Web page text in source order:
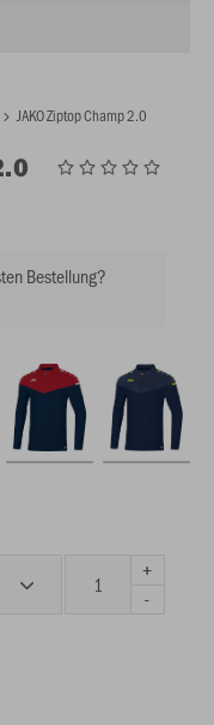
JAKO Ziptop Champ 2.0
Bestellung?
+
-